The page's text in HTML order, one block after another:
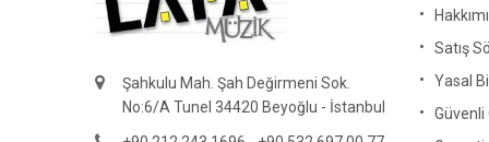
Şahkulu Mah. Şah Değirmeni Sok.
No:6/A Tunel 34420 Beyoğlu - İstanbul
Satış
Yasal
Güvenli